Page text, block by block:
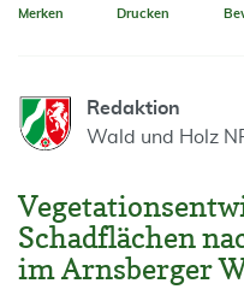
Merken Drucken
Redaktion
Wald und Holz
Schadflächen
im Arnsberger